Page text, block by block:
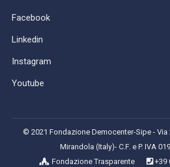
Facebook
Linkedin
Instagram
Youtube
© 2021 Fondazione Democenter-Sipe - Via
Mirandola (Italy)- C.F. e P. IVA
Fondazione Trasparente
+39